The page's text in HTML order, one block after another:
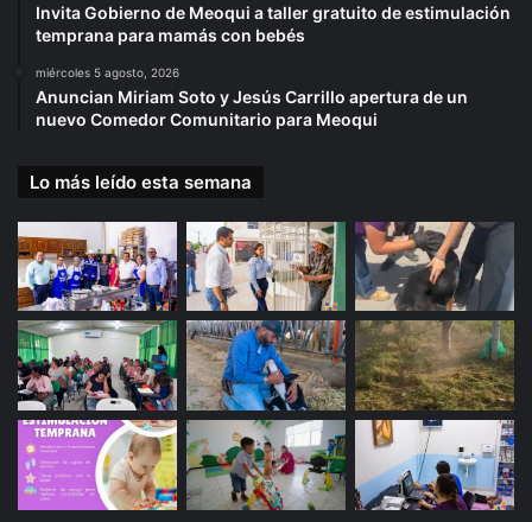
Invita Gobierno de Meoqui a taller gratuito de estimulación
temprana para mamás con bebés
miércoles 5 agosto, 2026
Anuncian Miriam Soto y Jesús Carrillo apertura de un
nuevo Comedor Comunitario para Meoqui
Lo más leído esta semana